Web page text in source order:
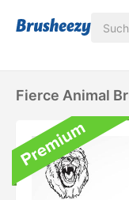
Fierce Animal